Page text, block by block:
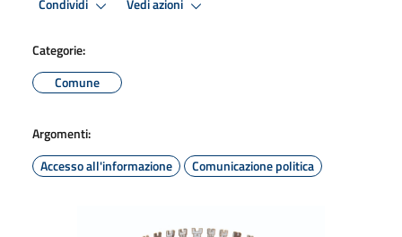
Condividi Vedi azioni
Categorie:
Comune
Argomenti:
Accesso all'informazione
Comunicazione politica